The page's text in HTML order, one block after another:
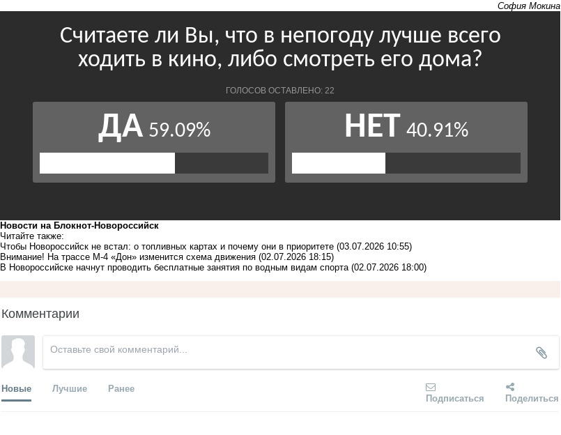
София Мокина
Новости на Блoкнoт-Новороссийск
Читайте также:
Чтобы Новороссийск не встал: о топливных картах и почему они в приоритете (03.07.2026 10:55)
Внимание! На трассе М-4 «Дон» изменится схема движения (02.07.2026 18:15)
В Новороссийске начнут проводить бесплатные занятия по водным видам спорта (02.07.2026 18:00)
Комментарии
Новые Лучшие Ранее
Подписаться Поделиться